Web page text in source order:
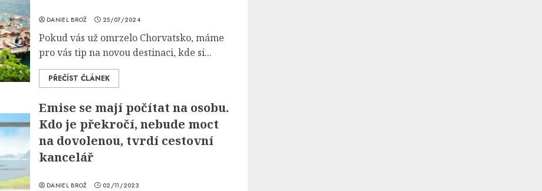
DANIEL BROŽ 25/07/2024
Pokud vás už omrzelo Chorvatsko, máme
pro vás tip na novou destinaci, kde si...
PŘEČÍST ČLÁNEK
Emise se mají počítat na osobu.
Kdo je překročí, nebude moct
na dovolenou, tvrdí cestovní
kancelář
DANIEL BROŽ 02/11/2023